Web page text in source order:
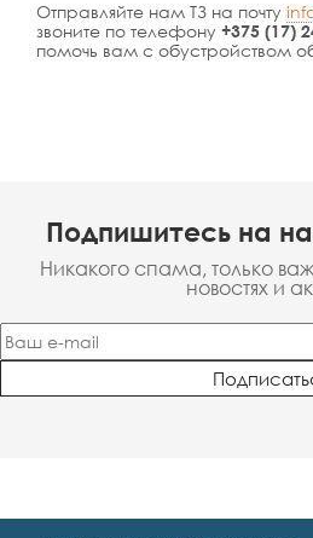
Отправляйте нам ТЗ на почту
звоните по телефону +375 (17)
помочь вам с обустройством
Подпишитесь на
Никакого спама, только
новостях и